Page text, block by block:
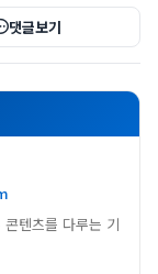
댓글보기
텐츠를 다루는 기